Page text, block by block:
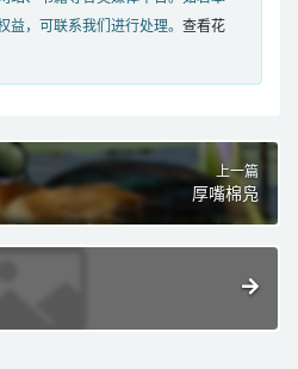
益，可联系我们进行处理。 查看花
上一篇
厚嘴棉凫